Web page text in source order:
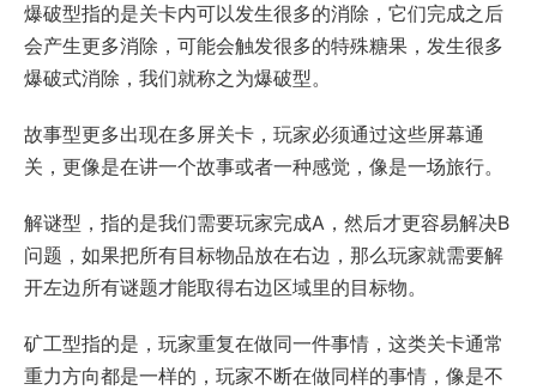
爆破型指的是关卡内可以发生很多的消除，它们完成之后
会产生更多消除，可能会触发很多的特殊糖果，发生很多
爆破式消除，我们就称之为爆破型。
故事型更多出现在多屏关卡，玩家必须通过这些屏幕通
关，更像是在讲一个故事或者一种感觉，像是一场旅行。
解谜型，指的是我们需要玩家完成A，然后才更容易解决B
问题，如果把所有目标物品放在右边，那么玩家就需要解
开左边所有谜题才能取得右边区域里的目标物。
矿工型指的是，玩家重复在做同一件事情，这类关卡通常
重力方向都是一样的，玩家不断在做同样的事情，像是不